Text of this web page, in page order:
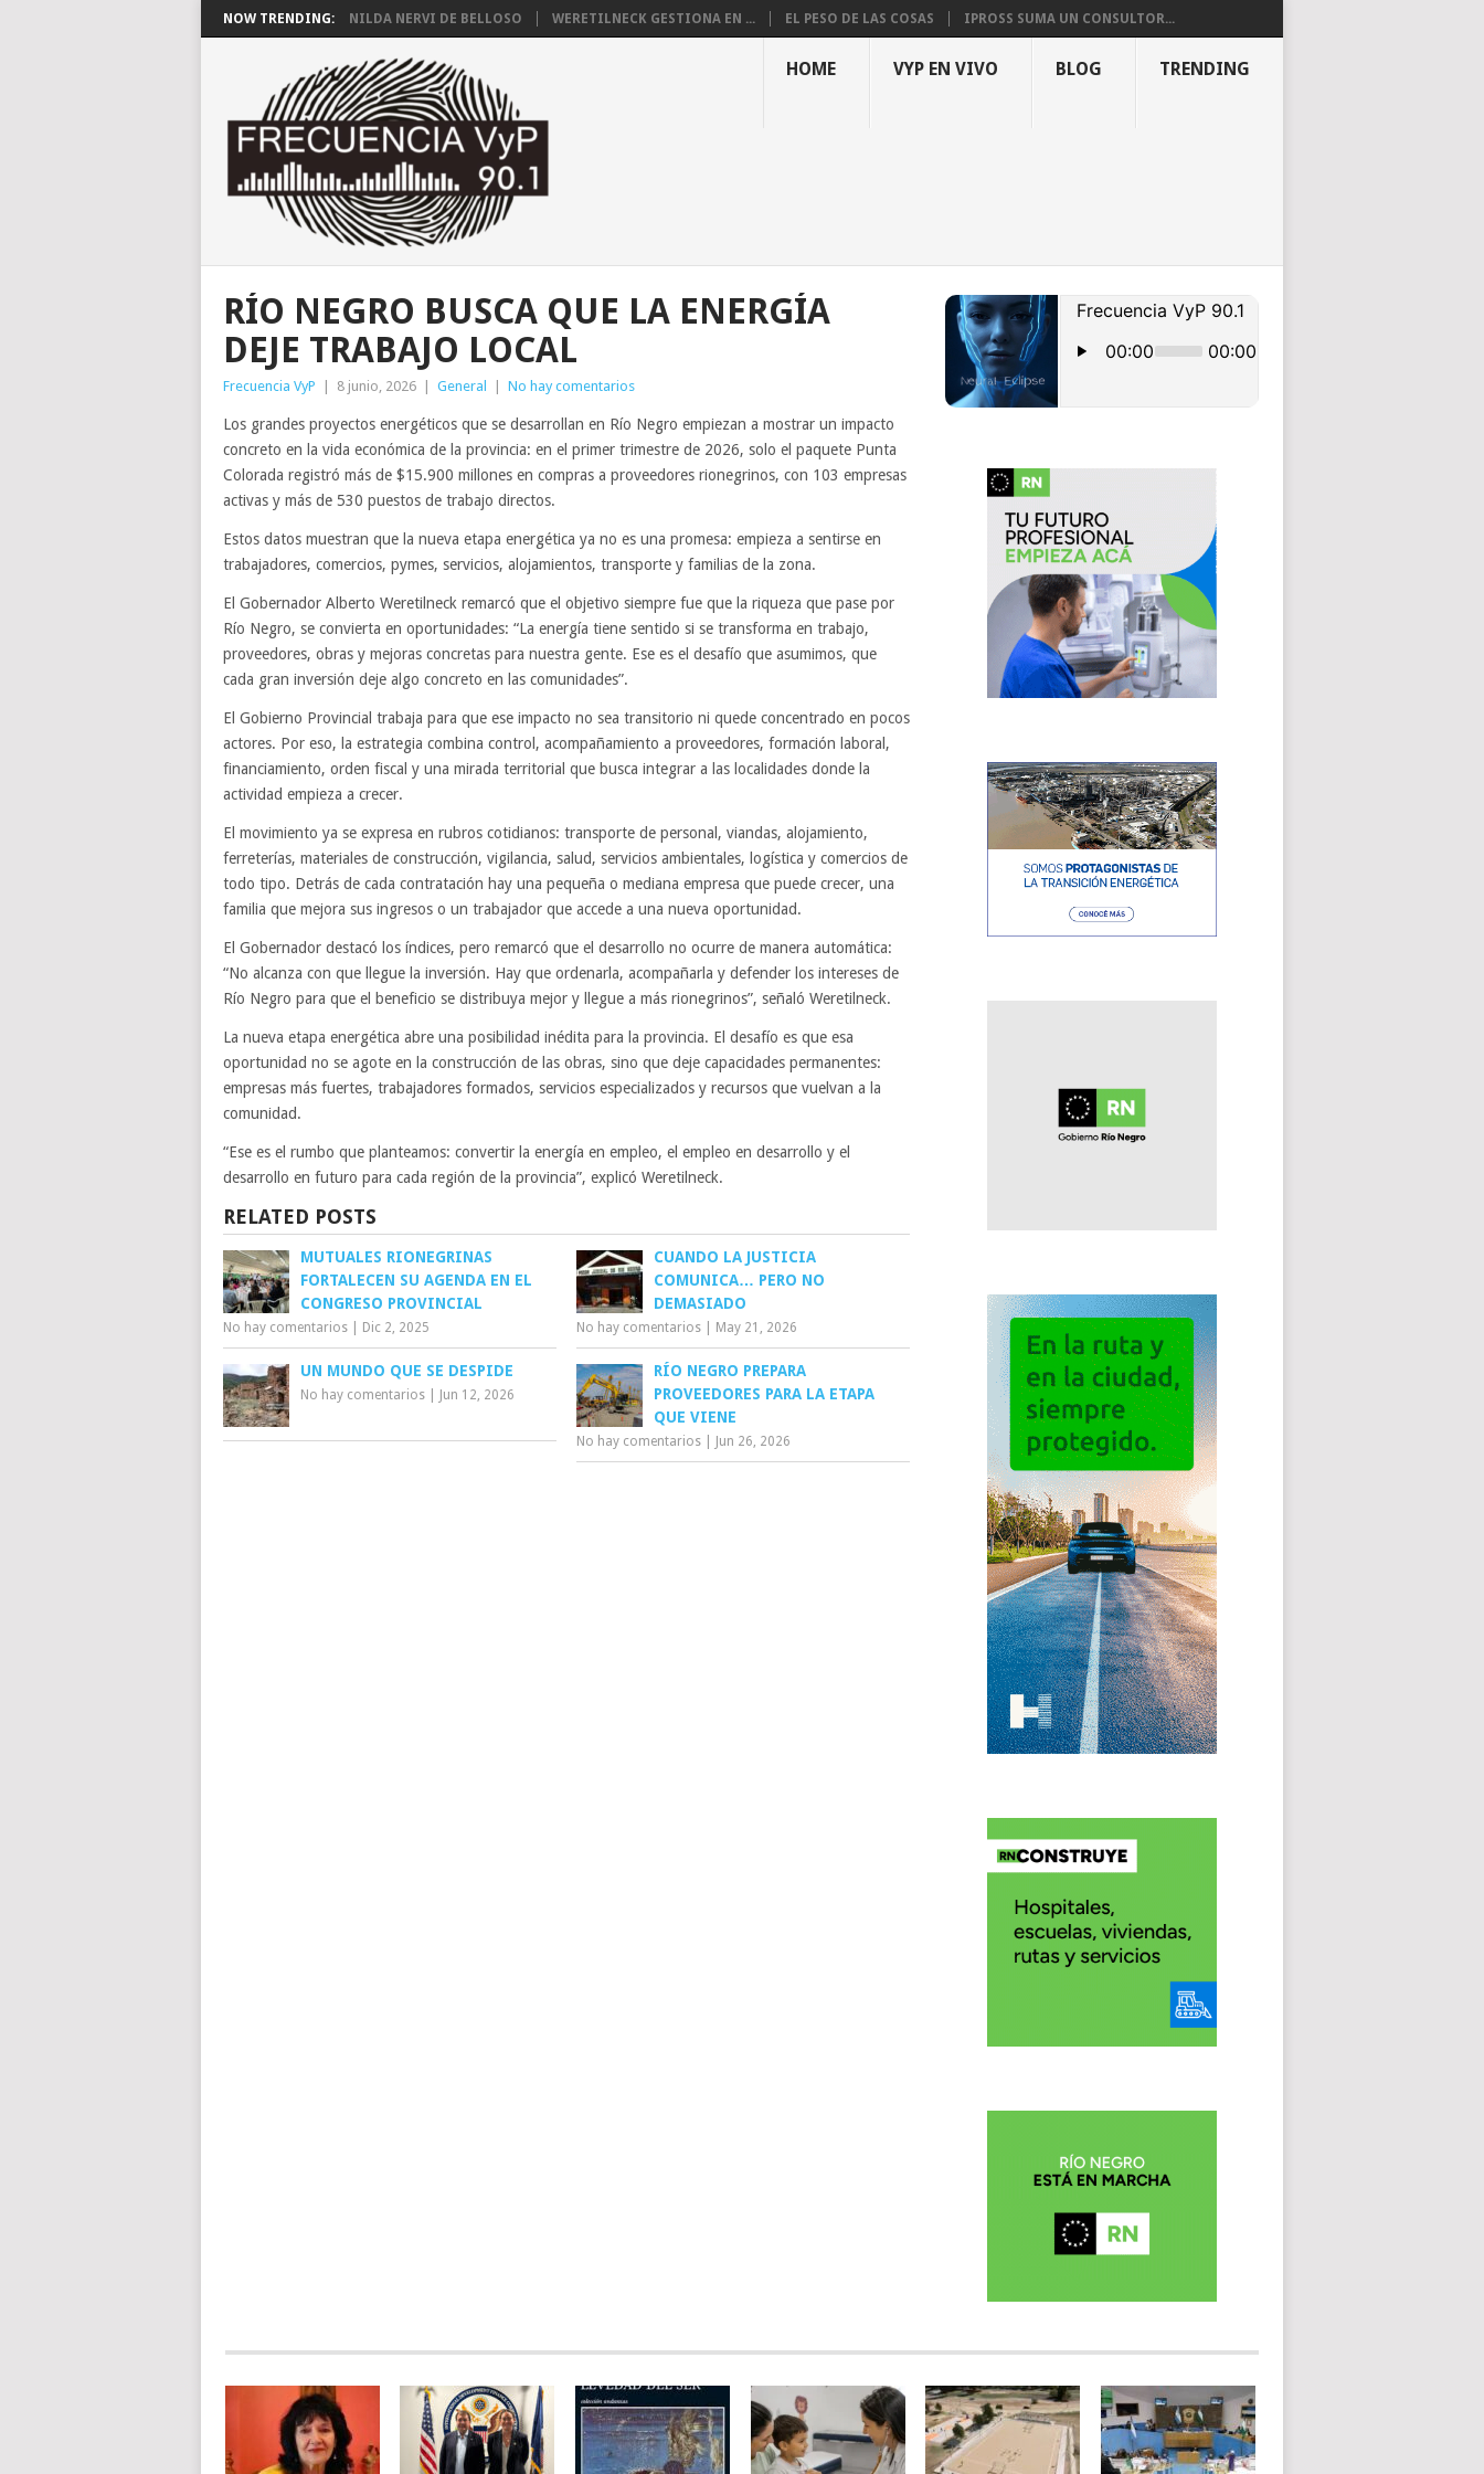
NOW TRENDING: NILDA NERVI DE BELLOSO WERETILNECK GESTIONA EN ... EL PESO DE LAS COSAS IPROSS SUMA UN CONSULTOR...
HOME VYP EN VIVO BLOG TRENDING
RÍO NEGRO BUSCA QUE LA ENERGÍA
DEJE TRABAJO LOCAL
Frecuencia VyP 8 junio, 2026 General No hay comentarios
Los grandes proyectos energéticos que se desarrollan en Río Negro empiezan a mostrar un impacto
concreto en la vida económica de la provincia: en el primer trimestre de 2026, solo el paquete Punta
Colorada registró más de $15.900 millones en compras a proveedores rionegrinos, con 103 empresas
activas y más de 530 puestos de trabajo directos.
Estos datos muestran que la nueva etapa energética ya no es una promesa: empieza a sentirse en
trabajadores, comercios, pymes, servicios, alojamientos, transporte y familias de la zona.
El Gobernador Alberto Weretilneck remarcó que el objetivo siempre fue que la riqueza que pase por
Río Negro, se convierta en oportunidades: “La energía tiene sentido si se transforma en trabajo,
proveedores, obras y mejoras concretas para nuestra gente. Ese es el desafío que asumimos, que
cada gran inversión deje algo concreto en las comunidades”.
El Gobierno Provincial trabaja para que ese impacto no sea transitorio ni quede concentrado en pocos
actores. Por eso, la estrategia combina control, acompañamiento a proveedores, formación laboral,
financiamiento, orden fiscal y una mirada territorial que busca integrar a las localidades donde la
actividad empieza a crecer.
El movimiento ya se expresa en rubros cotidianos: transporte de personal, viandas, alojamiento,
ferreterías, materiales de construcción, vigilancia, salud, servicios ambientales, logística y comercios de
todo tipo. Detrás de cada contratación hay una pequeña o mediana empresa que puede crecer, una
familia que mejora sus ingresos o un trabajador que accede a una nueva oportunidad.
El Gobernador destacó los índices, pero remarcó que el desarrollo no ocurre de manera automática:
“No alcanza con que llegue la inversión. Hay que ordenarla, acompañarla y defender los intereses de
Río Negro para que el beneficio se distribuya mejor y llegue a más rionegrinos”, señaló Weretilneck.
La nueva etapa energética abre una posibilidad inédita para la provincia. El desafío es que esa
oportunidad no se agote en la construcción de las obras, sino que deje capacidades permanentes:
empresas más fuertes, trabajadores formados, servicios especializados y recursos que vuelvan a la
comunidad.
“Ese es el rumbo que planteamos: convertir la energía en empleo, el empleo en desarrollo y el
desarrollo en futuro para cada región de la provincia”, explicó Weretilneck.
RELATED POSTS
MUTUALES RIONEGRINAS
FORTALECEN SU AGENDA EN EL
CONGRESO PROVINCIAL
No hay comentarios Dic 2, 2025
CUANDO LA JUSTICIA
COMUNICA… PERO NO
DEMASIADO
No hay comentarios May 21, 2026
UN MUNDO QUE SE DESPIDE
No hay comentarios Jun 12, 2026
RÍO NEGRO PREPARA
PROVEEDORES PARA LA ETAPA
QUE VIENE
No hay comentarios Jun 26, 2026